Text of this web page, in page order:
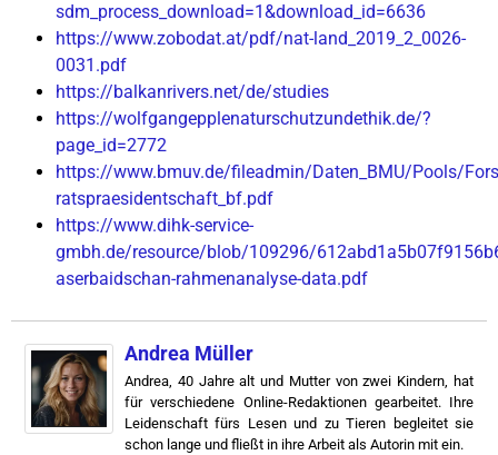
sdm_process_download=1&download_id=6636
https://www.zobodat.at/pdf/nat-land_2019_2_0026-
0031.pdf
https://balkanrivers.net/de/studies
https://wolfgangepplenaturschutzundethik.de/?
page_id=2772
https://www.bmuv.de/fileadmin/Daten_BMU/Pools/
ratspraesidentschaft_bf.pdf
https://www.dihk-service-
gmbh.de/resource/blob/109296/
aserbaidschan-rahmenanalyse-data.pdf
Andrea Müller
Andrea, 40 Jahre alt und Mutter von zwei Kindern, hat
für verschiedene Online-Redaktionen gearbeitet. Ihre
Leidenschaft fürs Lesen und zu Tieren begleitet sie
schon lange und fließt in ihre Arbeit als Autorin mit ein.